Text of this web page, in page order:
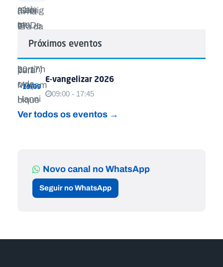
Próximos eventos
19/09
E-vangelizar 2026
09:00 - 17:45
Ver todos os eventos →
Novo canal no WhatsApp
Seguir no WhatsApp